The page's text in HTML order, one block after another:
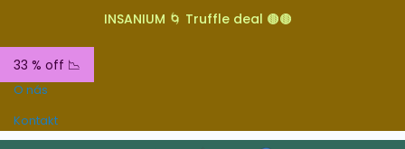
INSANIUM 🌀 Truffle deal 🟤🟤
33 % off 📉
O nás
Kontakt